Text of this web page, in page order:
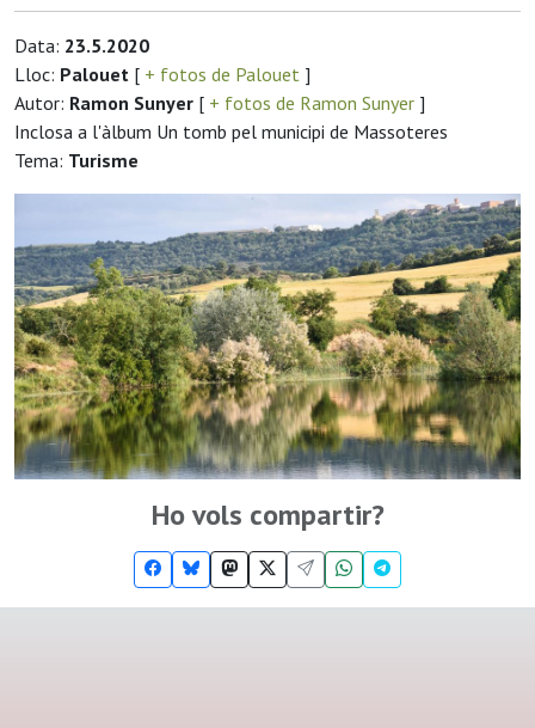
Data: 23.5.2020
Lloc: Palouet [ + fotos de Palouet ]
Autor: Ramon Sunyer [ + fotos de Ramon Sunyer ]
Inclosa a l'àlbum Un tomb pel municipi de Massoteres
Tema: Turisme
Ho vols compartir?